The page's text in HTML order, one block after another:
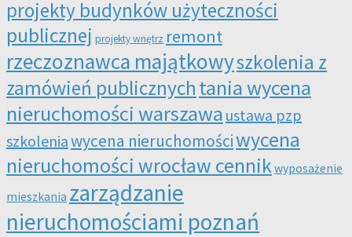
projekty budynków użyteczności
publicznej projekty wnętrz remont
rzeczoznawca majątkowyszkolenia z
zamówień publicznychtania wycena
nieruchomości warszawa ustawa pzp
szkoleniawycena nieruchomościwycena
nieruchomości wrocław cennikwyposażenie
mieszkania zarządzanie
nieruchomościami poznań